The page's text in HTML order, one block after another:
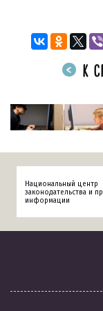
К
Национальный центр
законодательства и
информации